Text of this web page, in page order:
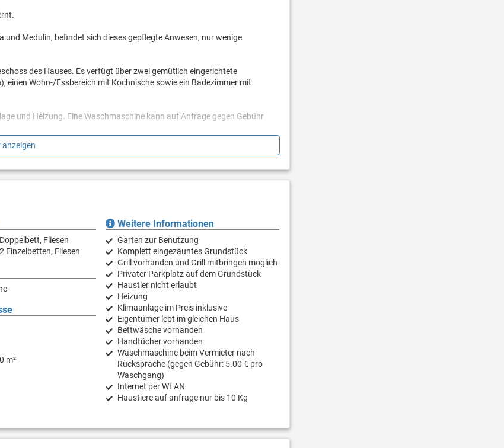
und Medulin, befindet sich dieses gepflegte Anwesen, nur wenige
des Hauses. Es verfügt über zwei gemütlich eingerichtete
Wohn-/Essbereich mit Kochnische sowie ein Badezimmer mit
und Heizung. Eine Waschmaschine kann auf Anfrage gegen Gebühr
Gäste des Hauses steht ein schöner Garten mit Grillmöglichkeit zur
anzeigen
Fliesen
Einzelbetten, Fliesen
m²
Weitere Informationen
Garten zur Benutzung
Komplett eingezäuntes Grundstück
Grill vorhanden und Grill mitbringen möglich
Privater Parkplatz auf dem Grundstück
Haustier nicht erlaubt
Heizung
Klimaanlage im Preis inklusive
Eigentümer lebt im gleichen Haus
Bettwäsche vorhanden
Handtücher vorhanden
Waschmaschine beim Vermieter nach
Rücksprache (gegen Gebühr: 5.00 € pro
Waschgang)
Internet per WLAN
Haustiere auf anfrage nur bis 10 Kg